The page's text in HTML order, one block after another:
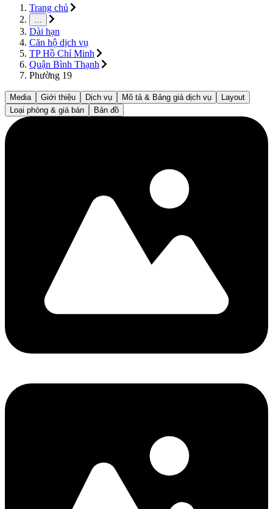
Trang chủ
…
Dài hạn
Căn hộ dịch vụ
TP Hồ Chí Minh
Quận Bình Thạnh
Phường 19
Media Giới thiệu Dịch vụ Mô tả & Bảng giá dịch vụ
Layout
Loại phòng & giá bán
Bản đồ